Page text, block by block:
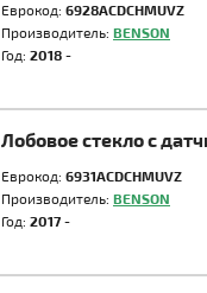
Еврокод: 6928ACDCHMUVZ
Производитель: BENSON
Год: 2018 -
Лобовое стекло с
Еврокод: 6931ACDCHMUVZ
Производитель: BENSON
Год: 2017 -